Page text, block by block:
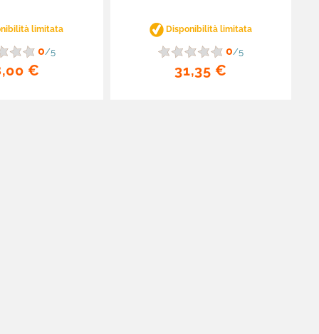
limitata
0/5
€
Disponibilità limitata
0/5
31,35 €